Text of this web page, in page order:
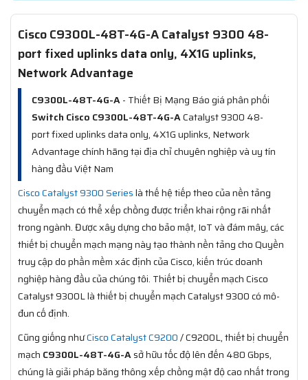
Cisco C9300L-48T-4G-A Catalyst 9300 48-
port fixed uplinks data only, 4X1G uplinks,
Network Advantage
C9300L-48T-4G-A- Thiết Bị Mạng Báo giá phân phối
Switch Cisco C9300L-48T-4G-ACatalyst 9300 48-
port fixed uplinks data only, 4X1G uplinks, Network
Advantage chính hãng tại địa chỉ chuyên nghiệp và uy tín
hàng đầu Việt Nam
Cisco Catalyst 9300 Serieslà thế hệ tiếp theo của nền tảng
chuyển mạch có thể xếp chồng được triển khai rộng rãi nhất
trong ngành. Được xây dựng cho bảo mật, IoT và đám mây, các
thiết bị chuyển mạch mạng này tạo thành nền tảng cho Quyền
truy cập do phần mềm xác định của Cisco, kiến ​​trúc doanh
nghiệp hàng đầu của chúng tôi. Thiết bị chuyển mạch Cisco
Catalyst 9300L là thiết bị chuyển mạch Catalyst 9300 có mô-
đun cố định.
Cũng giống nhưCisco Catalyst C9200/ C9200L, thiết bị chuyển
mạch C9300L-48T-4G-Asở hữu tốc độ lên đến 480 Gbps,
chúng là giải pháp băng thông xếp chồng mật độ cao nhất trong